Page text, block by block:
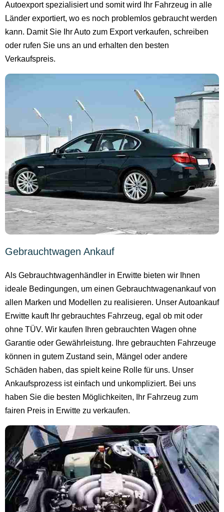
Autoexport spezialisiert und somit wird Ihr Fahrzeug in alle
Länder exportiert, wo es noch problemlos gebraucht werden
kann. Damit Sie Ihr Auto zum Export verkaufen, schreiben
oder rufen Sie uns an und erhalten den besten
Verkaufspreis.
Gebrauchtwagen Ankauf
Als Gebrauchtwagenhändler in Erwitte bieten wir Ihnen
ideale Bedingungen, um einen Gebrauchtwagenankauf von
allen Marken und Modellen zu realisieren. Unser Autoankauf
Erwitte kauft Ihr gebrauchtes Fahrzeug, egal ob mit oder
ohne TÜV. Wir kaufen Ihren gebrauchten Wagen ohne
Garantie oder Gewährleistung. Ihre gebrauchten Fahrzeuge
können in gutem Zustand sein, Mängel oder andere
Schäden haben, das spielt keine Rolle für uns. Unser
Ankaufsprozess ist einfach und unkompliziert. Bei uns
haben Sie die besten Möglichkeiten, Ihr Fahrzeug zum
fairen Preis in Erwitte zu verkaufen.